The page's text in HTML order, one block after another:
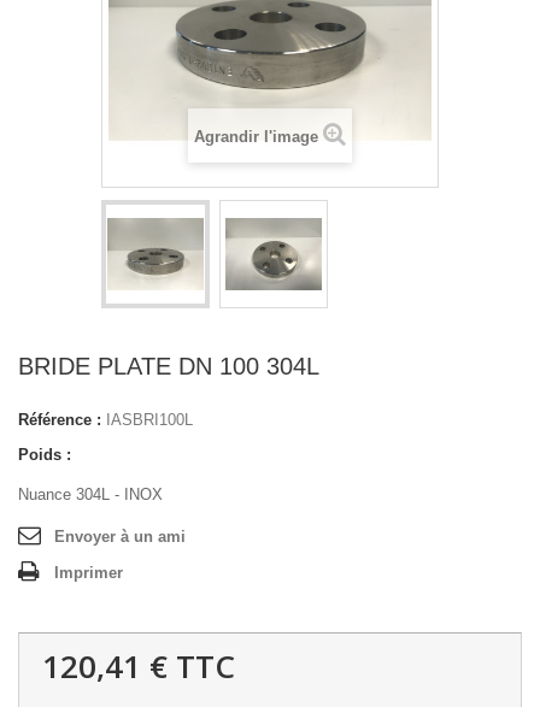
Agrandir l'image
BRIDE PLATE DN 100 304L
Référence : IASBRI100L
Poids :
Nuance 304L - INOX
Envoyer à un ami
Imprimer
120,41 € TTC